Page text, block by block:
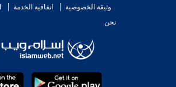
وثيقة الخصوصية اتفاقية الخدمة
نحن